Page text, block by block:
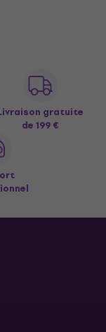
gratuite
de 199 €